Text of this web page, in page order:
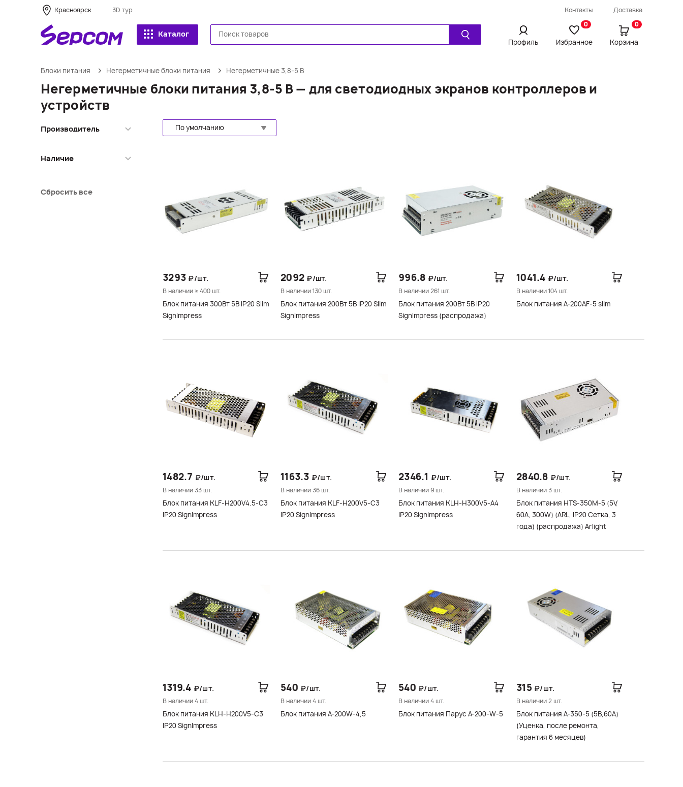
Красноярск 3D тур Контакты Доставка
Каталог
Профиль
Просмотренное
0
Избранное
0
Корзина
Блоки питания Негерметичные блоки питания Негерметичные 3,8-5 В
Негерметичные блоки питания 3,8-5 В — для светодиодных экранов контроллеров и
устройств
Производитель
Sepcom
Наличие
Сбросить все
По умолчанию
3293 ₽/шт.
В наличии ≥ 400 шт.
Блок питания 300Вт 5В IP20 Slim
SignImpress
2092 ₽/шт.
В наличии 130 шт.
Блок питания 200Вт 5В IP20 Slim
SignImpress
996.8 ₽/шт.
В наличии 261 шт.
Блок питания 200Вт 5В IP20
SignImpress (распродажа)
1041.4 ₽/шт.
В наличии 104 шт.
Блок питания A-200AF-5 slim
1482.7 ₽/шт.
В наличии 33 шт.
Блок питания KLF-H200V4.5-C3
IP20 SignImpress
1163.3 ₽/шт.
В наличии 36 шт.
Блок питания KLF-H200V5-C3
IP20 SignImpress
2346.1 ₽/шт.
В наличии 9 шт.
Блок питания KLH-H300V5-A4
IP20 SignImpress
2840.8 ₽/шт.
В наличии 3 шт.
Блок питания HTS-350M-5 (5V,
60A, 300W) (ARL, IP20 Сетка, 3
года) (распродажа) Arlight
1319.4 ₽/шт.
В наличии 4 шт.
Блок питания KLH-H200V5-C3
IP20 SignImpress
540 ₽/шт.
В наличии 4 шт.
Блок питания A-200W-4,5
540 ₽/шт.
В наличии 4 шт.
Блок питания Парус A-200-W-5
315 ₽/шт.
В наличии 2 шт.
Блок питания A-350-5 (5В,60А)
(Уценка, после ремонта,
гарантия 6 месяцев)